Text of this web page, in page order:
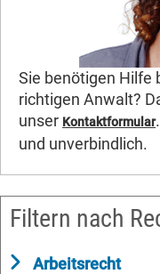
Sie benötigen Hilfe
richtigen Anwalt?
unser Kontaktformular
und unverbindlich.
Filtern nach
Arbeitsrecht